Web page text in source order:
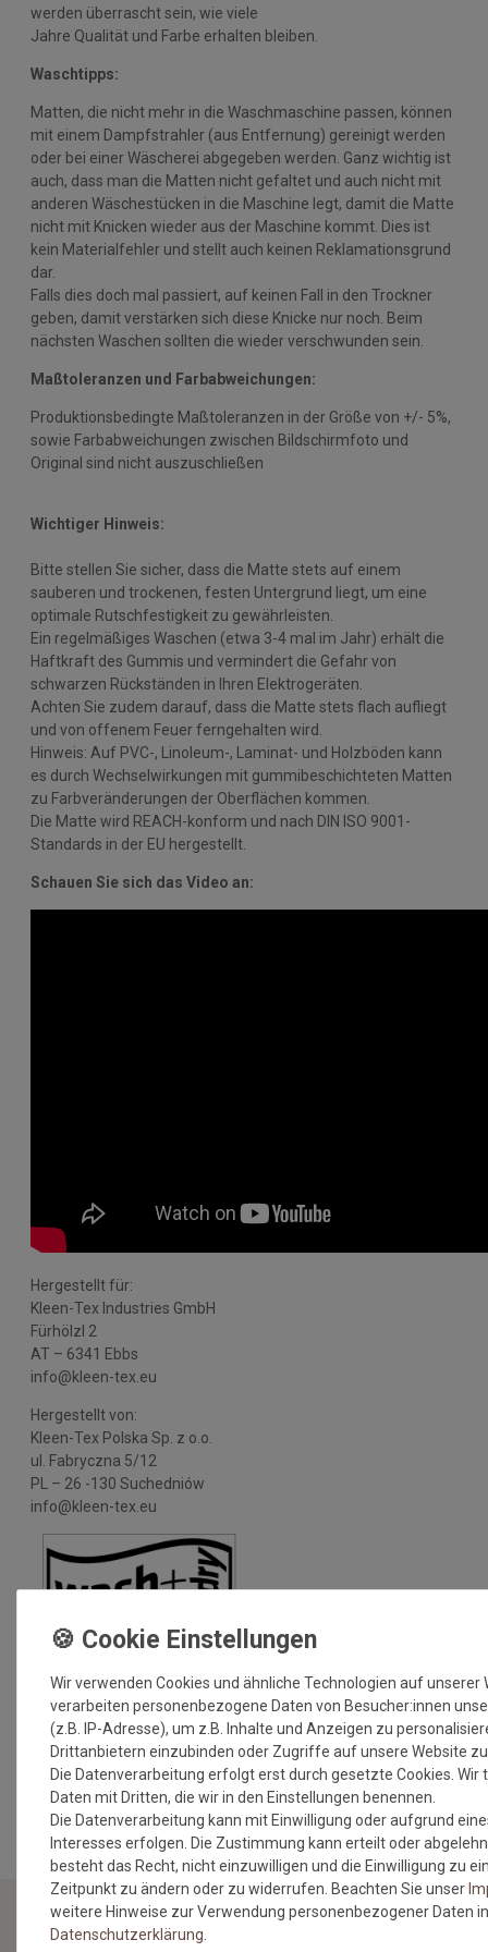
werden überrascht sein, wie viele
Jahre Qualität und Farbe erhalten bleiben.
Waschtipps:
Matten, die nicht mehr in die Waschmaschine passen, können
mit einem Dampfstrahler (aus Entfernung) gereinigt werden
oder bei einer Wäscherei abgegeben werden. Ganz wichtig ist
auch, dass man die Matten nicht gefaltet und auch nicht mit
anderen Wäschestücken in die Maschine legt, damit die Matte
nicht mit Knicken wieder aus der Maschine kommt. Dies ist
kein Materialfehler und stellt auch keinen Reklamationsgrund
dar.
Falls dies doch mal passiert, auf keinen Fall in den Trockner
geben, damit verstärken sich diese Knicke nur noch. Beim
nächsten Waschen sollten die wieder verschwunden sein.
Maßtoleranzen und Farbabweichungen:
Produktionsbedingte Maßtoleranzen in der Größe von +/- 5%,
sowie Farbabweichungen zwischen Bildschirmfoto und
Original sind nicht auszuschließen
Wichtiger Hinweis:
Bitte stellen Sie sicher, dass die Matte stets auf einem
sauberen und trockenen, festen Untergrund liegt, um eine
optimale Rutschfestigkeit zu gewährleisten.
Ein regelmäßiges Waschen (etwa 3-4 mal im Jahr) erhält die
Haftkraft des Gummis und vermindert die Gefahr von
schwarzen Rückständen in Ihren Elektrogeräten.
Achten Sie zudem darauf, dass die Matte stets flach aufliegt
und von offenem Feuer ferngehalten wird.
Hinweis: Auf PVC-, Linoleum-, Laminat- und Holzböden kann
es durch Wechselwirkungen mit gummibeschichteten Matten
zu Farbveränderungen der Oberflächen kommen.
Die Matte wird REACH-konform und nach DIN ISO 9001-
Standards in der EU hergestellt.
Schauen Sie sich das Video an:
Hergestellt für:
Kleen-Tex Industries GmbH
Fürhölzl 2
AT – 6341 Ebbs
info@kleen-tex.eu
Hergestellt von:
Kleen-Tex Polska Sp. z o.o.
ul. Fabryczna 5/12
PL – 26 -130 Suchedniów
info@kleen-tex.eu
MEHR INFORMATIONEN ZUM EU VERANTWORTLICHEN »
Wir verwenden Cookies und ähnliche Technologien auf unserer
verarbeiten personenbezogene Daten von Besucher:innen
(z.B. IP-Adresse), um z.B. Inhalte und Anzeigen zu
Drittanbietern einzubinden oder Zugriffe auf unsere Website
Die Datenverarbeitung erfolgt erst durch gesetzte Cookies. Wir
Daten mit Dritten, die wir in den Einstellungen benennen.
Die Datenverarbeitung kann mit Einwilligung oder aufgrund
Interesses erfolgen. Die Zustimmung kann erteilt oder
besteht das Recht, nicht einzuwilligen und die Einwilligung zu
Zeitpunkt zu ändern oder zu widerrufen. Beachten Sie unser
weitere Hinweise zur Verwendung personenbezogener Daten
Daten­schutz­erklärung